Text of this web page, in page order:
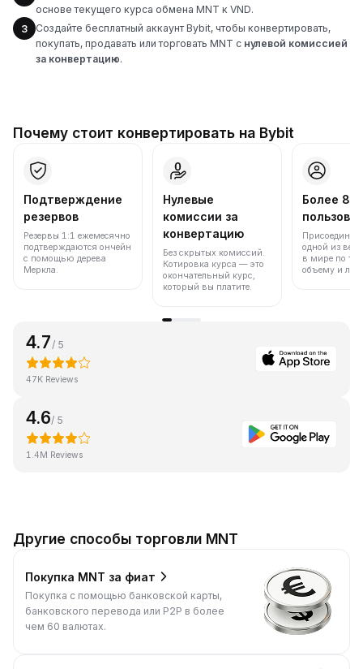
основе текущего курса обмена MNT к VND.
3
Создайте бесплатный аккаунт Bybit, чтобы конвертировать,
покупать, продавать или торговать MNT с нулевой комиссией
за конвертацию.
Почему стоит конвертировать на Bybit
Подтверждение
резервов
Резервы 1:1 ежемесячно
подтверждаются ончейн
с помощью дерева
Меркла.
Нулевые
комиссии за
конвертацию
Без скрытых комиссий.
Котировка курса — это
окончательный курс,
который вы платите.
Более 86
одной из
в мире по
объему и
4.7 / 5
47K Reviews
4.6/ 5
1.4M Reviews
Другие способы торговли MNT
Покупка MNT за фиат
Покупка с помощью банковской карты,
банковского перевода или P2P в более
чем 60 валютах.